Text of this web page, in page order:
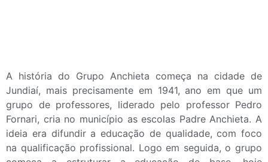
A história do Grupo Anchieta começa na cidade de
Jundiaí, mais precisamente em 1941, ano em que um
grupo de professores, liderado pelo professor Pedro
Fornari, cria no município as escolas Padre Anchieta. A
ideia era difundir a educação de qualidade, com foco
na qualificação profissional. Logo em seguida, o grupo